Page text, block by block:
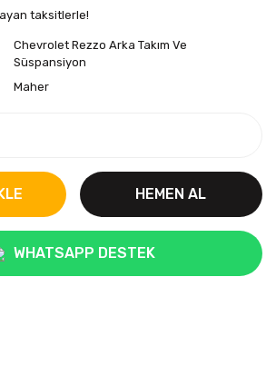
taksitlerle!
Chevrolet Rezzo Arka Takım Ve
Süspansiyon
Maher
HEMEN AL
WHATSAPP DESTEK